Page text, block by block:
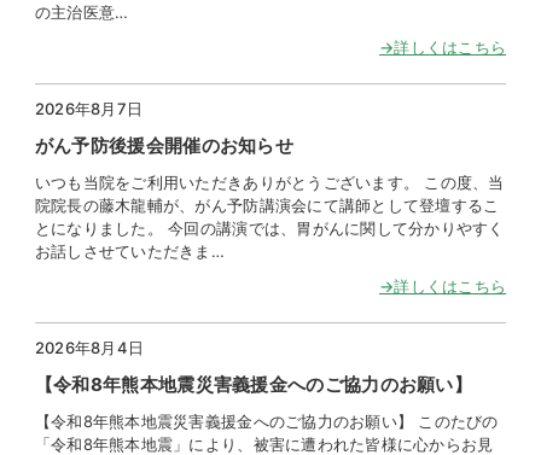
の主治医意…
→詳しくはこちら
2026年8月7日
がん予防後援会開催のお知らせ
いつも当院をご利用いただきありがとうございます。 この度、当
院院長の藤木龍輔が、がん予防講演会にて講師として登壇するこ
とになりました。 今回の講演では、胃がんに関して分かりやすく
お話しさせていただきま…
→詳しくはこちら
2026年8月4日
【令和8年熊本地震災害義援金へのご協力のお願い】
【令和8年熊本地震災害義援金へのご協力のお願い】 このたびの
「令和8年熊本地震」により、被害に遭われた皆様に心からお見